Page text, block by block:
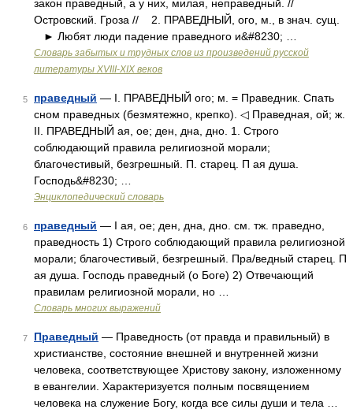
закон праведный, а у них, милая, неправедный. //
Островский. Гроза // 2. ПРАВЕДНЫЙ, ого, м., в знач. сущ.
► Любят люди падение праведного и&#8230; …
Словарь забытых и трудных слов из произведений русской
литературы ХVIII-ХIХ веков
5 праведный — I. ПРАВЕДНЫЙ ого; м. = Праведник. Спать
сном праведных (безмятежно, крепко). ◁ Праведная, ой; ж.
II. ПРАВЕДНЫЙ ая, ое; ден, дна, дно. 1. Строго
соблюдающий правила религиозной морали;
благочестивый, безгрешный. П. старец. П ая душа.
Господь&#8230; …
Энциклопедический словарь
6 праведный — I ая, ое; ден, дна, дно. см. тж. праведно,
праведность 1) Строго соблюдающий правила религиозной
морали; благочестивый, безгрешный. Пра/ведный старец. П
ая душа. Господь праведный (о Боге) 2) Отвечающий
правилам религиозной морали, но …
Словарь многих выражений
7 Праведный — Праведность (от правда и правильный) в
христианстве, состояние внешней и внутренней жизни
человека, соответствующее Христову закону, изложенному
в евангелии. Характеризуется полным посвящением
человека на служение Богу, когда все силы души и тела …